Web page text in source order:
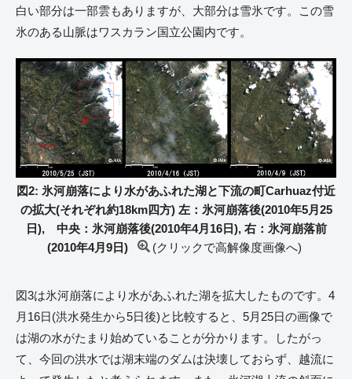
白い部分は一部雲もありますが、大部分は雪氷です。この雪
氷のある山脈はワスカラン国立公園内です。
図2: 氷河崩落により水があふれた湖と下流の町Carhuaz付近
の拡大(それぞれ約18km四方) 左：氷河崩落後(2010年5月25
日), 中央：氷河崩落後(2010年4月16日), 右：氷河崩落前
(2010年4月9日)
(クリックで高解像度画像へ)
図3は氷河崩落により水があふれた湖を拡大したものです。4
月16日(洪水発生から5日後)と比較すると、5月25日の画像で
は湖の水がたまり始めていることが分かります。したがっ
て、今回の洪水では湖末端のダムは決壊しておらず、越流に